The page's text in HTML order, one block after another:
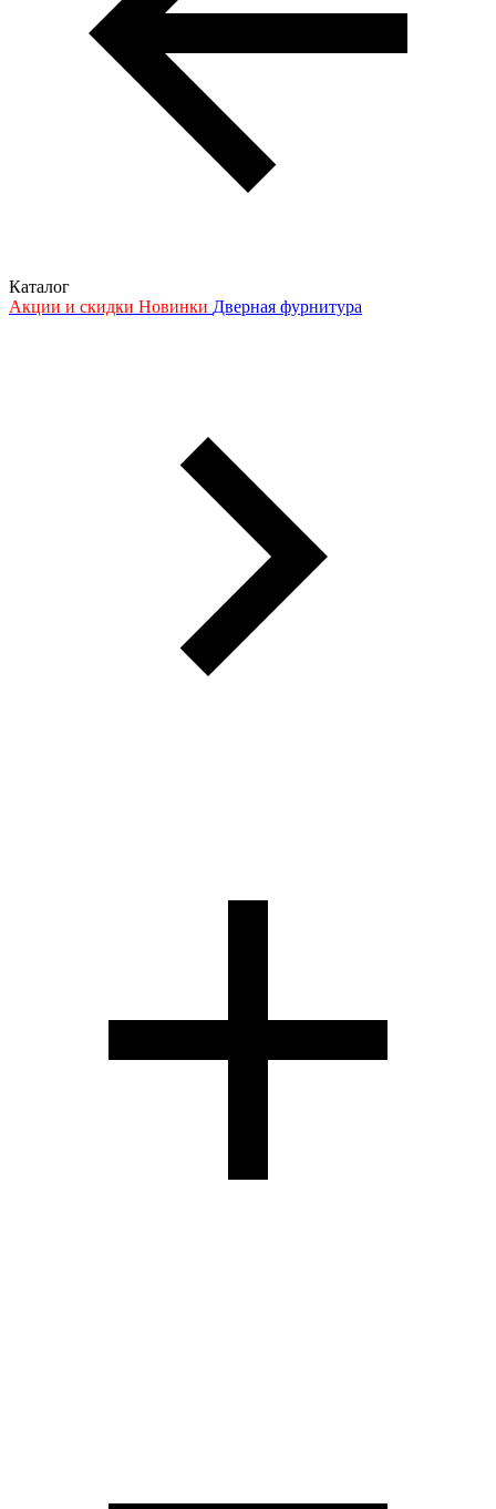
Каталог
Акции и скидки Новинки Дверная фурнитура